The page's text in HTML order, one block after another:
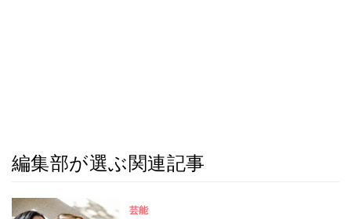
編集部が選ぶ関連記事
芸能